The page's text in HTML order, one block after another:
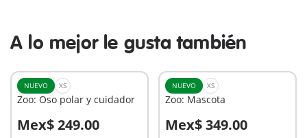
A lo mejor le gusta también
NUEVO XS
Zoo: Oso polar y cuidador
Mex$ 249.00
A la cesta
NUEVO XS
Zoo: Mascota
Mex$ 349.00
A la cesta